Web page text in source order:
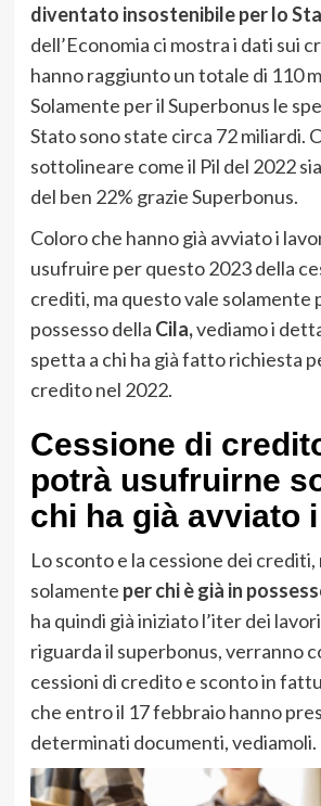
diventato insostenibile per lo
dell’Economia ci mostra i dati sui
hanno raggiunto un totale di 110
Solamente per il Superbonus le
Stato sono state circa 72 miliardi.
sottolineare come il Pil del 2022
del ben 22% grazie Superbonus.
Coloro che hanno già avviato i
usufruire per questo 2023 della
crediti, ma questo vale solamente
possesso della Cila,vediamo i
spetta a chi ha già fatto richiesta
credito nel 2022.
Cessione di
potrà usufruirne
chi ha già avviato
Lo sconto e la cessione dei crediti,
solamente per chi è già in
ha quindi già iniziato l’iter dei
riguarda il superbonus, verranno
cessioni di credito e sconto in
che entro il 17 febbraio hanno
determinati documenti, vediamoli.